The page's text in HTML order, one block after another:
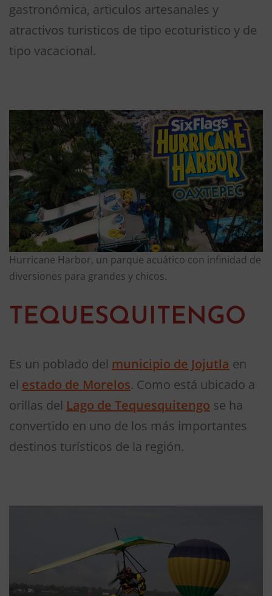
gastronómica, articulos artesanales y
atractivos turisticos de tipo ecoturistico y de
tipo vacacional.
Hurricane Harbor, un parque acuático con infinidad de
diversiones para grandes y chicos.
TEQUESQUITENGO
Es un poblado del municipio de Jojutla en
el estado de Morelos.​ Como está ubicado a
orillas del Lago de Tequesquitengo se ha
convertido en uno de los más importantes
destinos turísticos de la región.